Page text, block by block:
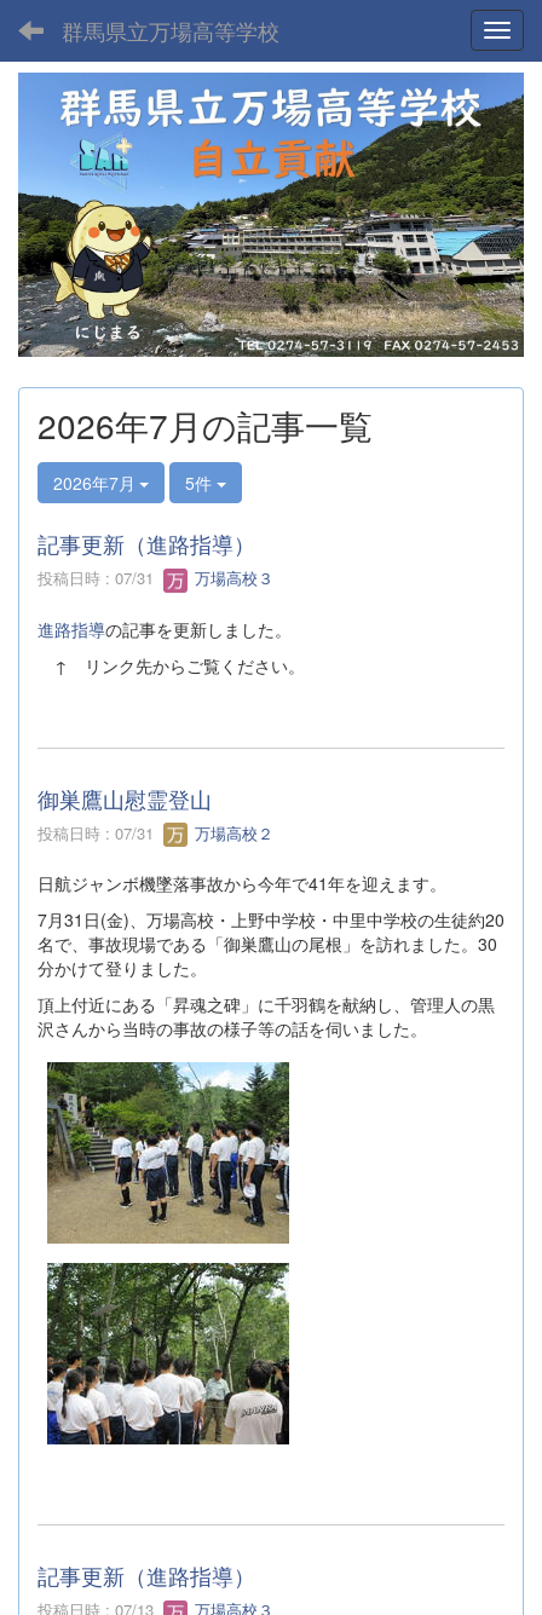
群馬県立万場高等学校
2026年7月の記事一覧
2026年7月 5件
記事更新（進路指導）
投稿日時 : 07/31 万場高校３
進路指導の記事を更新しました。
↑ リンク先からご覧ください。
御巣鷹山慰霊登山
投稿日時 : 07/31 万場高校２
日航ジャンボ機墜落事故から今年で41年を迎えます。
7月31日(金)、万場高校・上野中学校・中里中学校の生徒約20
名で、事故現場である「御巣鷹山の尾根」を訪れました。30
分かけて登りました。
頂上付近にある「昇魂之碑」に千羽鶴を献納し、管理人の黒
沢さんから当時の事故の様子等の話を伺いました。
記事更新（進路指導）
投稿日時 : 07/13 万場高校３